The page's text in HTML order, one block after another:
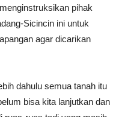
pihak
Sicincin ini untuk
agar dicarikan
dahulu semua tanah itu
bisa kita lanjutkan dan